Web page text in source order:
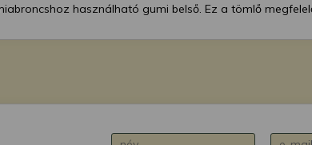
használható gumi belső. Ez a tömlő